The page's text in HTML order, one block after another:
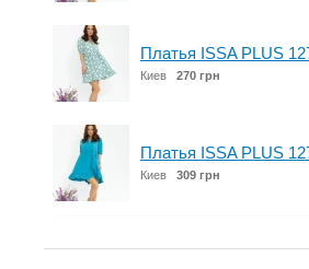
Платья ISSA PLUS
Киев 270 грн
Платья ISSA PLUS
Киев 309 грн